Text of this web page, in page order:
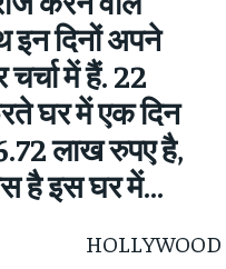
इन दिनों अपने
में हैं. 22
घर में एक दिन
लाख रुपए है,
है इस घर में…